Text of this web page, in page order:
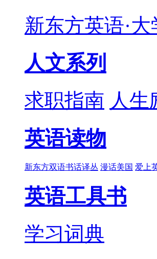
新东方英语·大
人文系列
求职指南 人生
英语读物
新东方双语书话译丛 漫话美国 爱上
英语工具书
学习词典